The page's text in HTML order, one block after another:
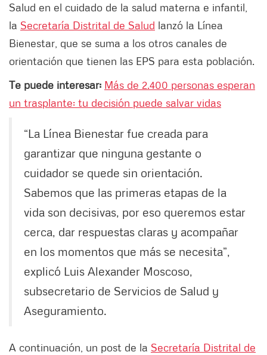
Salud en el cuidado de la salud materna e infantil,
la Secretaría Distrital de Salud lanzó la Línea
Bienestar, que se suma a los otros canales de
orientación que tienen las EPS para esta población.
Te puede interesar: Más de 2.400 personas esperan
un trasplante: tu decisión puede salvar vidas
“La Línea Bienestar fue creada para
garantizar que ninguna gestante o
cuidador se quede sin orientación.
Sabemos que las primeras etapas de la
vida son decisivas, por eso queremos estar
cerca, dar respuestas claras y acompañar
en los momentos que más se necesita”,
explicó Luis Alexander Moscoso,
subsecretario de Servicios de Salud y
Aseguramiento.
A continuación, un post de la Secretaría Distrital de